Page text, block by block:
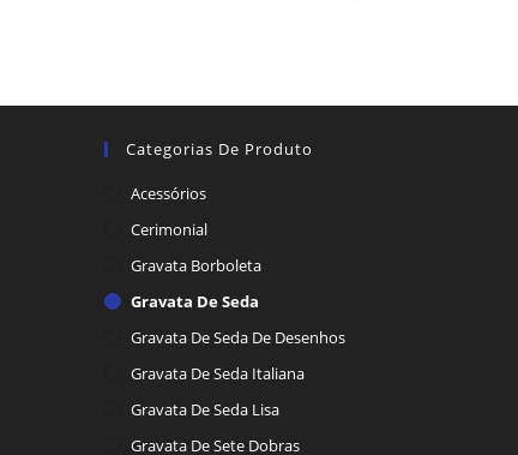
Categorias De Produto
Acessórios
Cerimonial
Gravata Borboleta
Gravata De Seda
Gravata De Seda De Desenhos
Gravata De Seda Italiana
Gravata De Seda Lisa
Gravata De Sete Dobras